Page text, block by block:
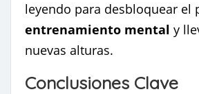
leyendo para desbloquear el
entrenamiento mental y
nuevas alturas.
Conclusiones Clave